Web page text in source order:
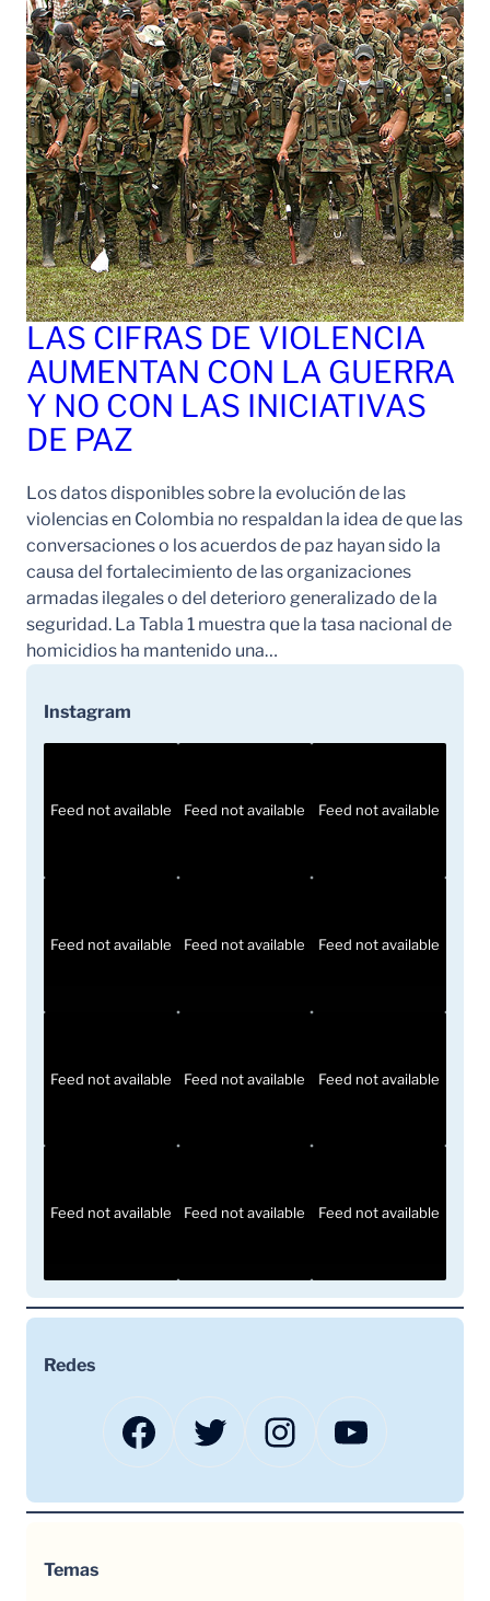
LAS CIFRAS DE VIOLENCIA
AUMENTAN CON LA GUERRA
Y NO CON LAS INICIATIVAS
DE PAZ
Los datos disponibles sobre la evolución de las
violencias en Colombia no respaldan la idea de que las
conversaciones o los acuerdos de paz hayan sido la
causa del fortalecimiento de las organizaciones
armadas ilegales o del deterioro generalizado de la
seguridad. La Tabla 1 muestra que la tasa nacional de
homicidios ha mantenido una…
Instagram
Feed not available Feed not available Feed not available
Feed not available Feed not available Feed not available
Feed not available Feed not available Feed not available
Feed not available Feed not available Feed not available
Redes
Facebook Twitter Instagram YouTube
Temas